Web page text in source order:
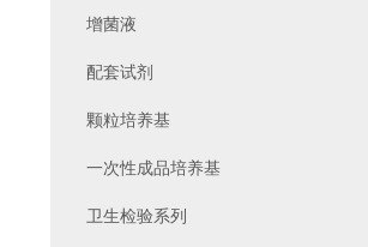
增菌液
配套试剂
颗粒培养基
一次性成品培养基
卫生检验系列